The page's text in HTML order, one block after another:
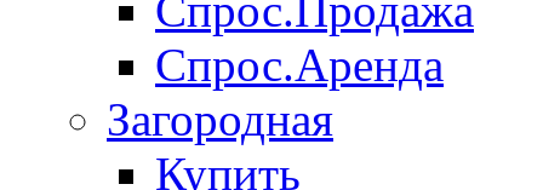
Спрос.Аренда
Загородная
Купить